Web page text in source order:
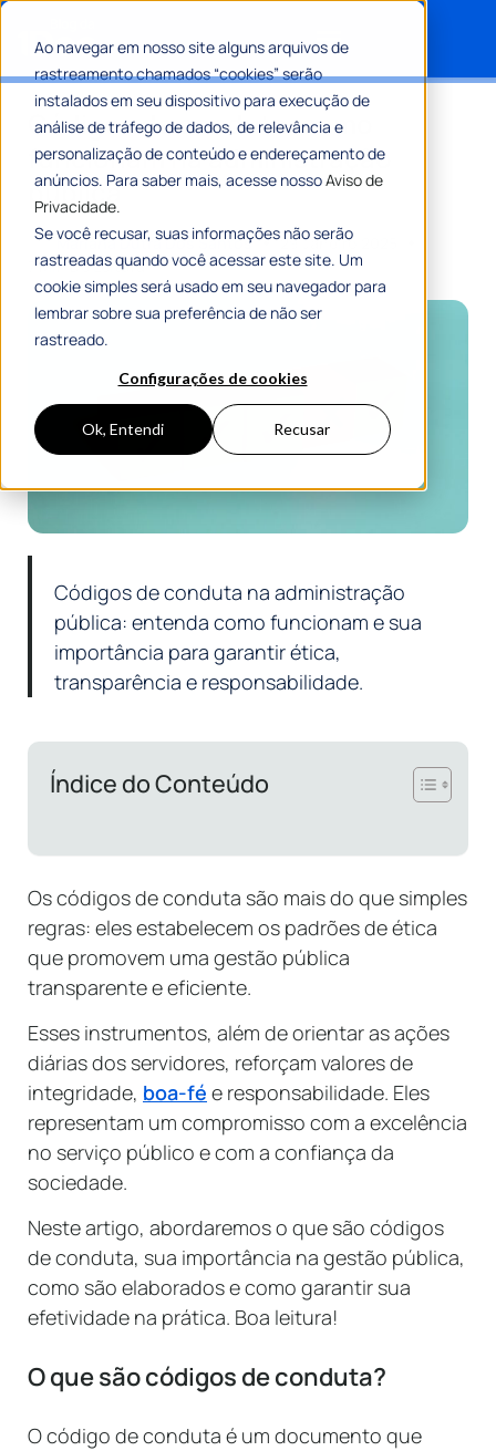
Ao navegar em nosso site alguns arquivos de
rastreamento chamados “cookies” serão
instalados em seu dispositivo para execução de
análise de tráfego de dados, de relevância e
personalização de conteúdo e endereçamento de
anúncios. Para saber mais, acesse nossoAviso de
Privacidade.
Se você recusar, suas informações não serão
rastreadas quando você acessar este site. Um
cookie simples será usado em seu navegador para
lembrar sobre sua preferência de não ser
rastreado.
Configurações de cookies
Ok, Entendi Recusar
Códigos de conduta: como
funcionam na administração
pública
Por Mariana Dutra Dos Santos
29 Janeiro 2025
7 Min De Leitura
Códigos de conduta na administração
pública: entenda como funcionam e sua
importância para garantir ética,
transparência e responsabilidade.
Índice do Conteúdo
Os códigos de conduta são mais do que simples
regras: eles estabelecem os padrões de ética
que promovem uma gestão pública
transparente e eficiente.
Esses instrumentos, além de orientar as ações
diárias dos servidores, reforçam valores de
integridade, boa-fé e responsabilidade. Eles
representam um compromisso com a excelência
no serviço público e com a confiança da
sociedade.
Neste artigo, abordaremos o que são códigos
de conduta, sua importância na gestão pública,
como são elaborados e como garantir sua
efetividade na prática. Boa leitura!
O que são códigos de conduta?
O código de conduta é um documento que